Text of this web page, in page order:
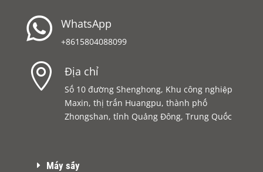
 WhatsApp
+8615804088099
 Địa chỉ
Số 10 đường Shenghong, Khu công nghiệp
Maxin, thị trấn Huangpu, thành phố
Zhongshan, tỉnh Quảng Đông, Trung Quốc
Máy sấy